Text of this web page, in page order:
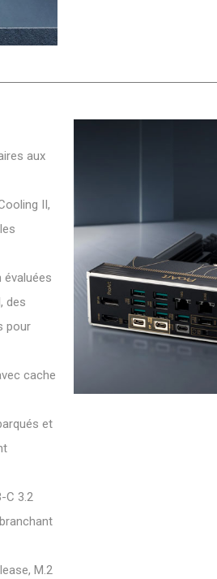
aux
II,
évaluées
des
pour
cache
et
C 3.2
M.2